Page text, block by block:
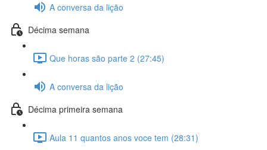
A conversa da lição
Décima semana
Que horas são parte 2 (27:45)
A conversa da lição
Décima primeira semana
Aula 11 quantos anos voce tem (28:31)